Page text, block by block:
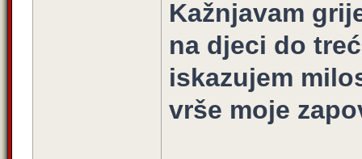
Kažnjavam
na djeci do
iskazujem
vrše moje